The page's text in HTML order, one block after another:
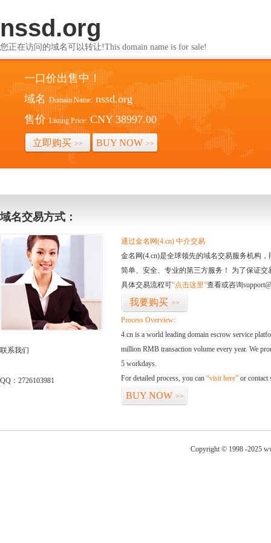
nssd.org
您正在访问的域名可以转让!This domain name is for sale!
一口价出售中！
域名 Domain Name: nssd.org
售价 Listing Price: CNY 38997.00
立即购买 >> BUY NOW >>
域名交易方式：
联系我们
QQ：2726103981
通过金名网(4.cn) 中介交易
金名网(4.cn)是全球领先的域名交易服务机构
简单、安全、专业的第三方服务！ 为了保证
具体交易流程可“点击这里”查看或咨询
我要购买 >>
Process Overview:
4.cn is a world leading domain escrow service
million RMB transaction volume every year. We
5 workdays.
For detailed process, you can “visit here” or contact
BUY NOW >>
Copyright © 1998 -2025